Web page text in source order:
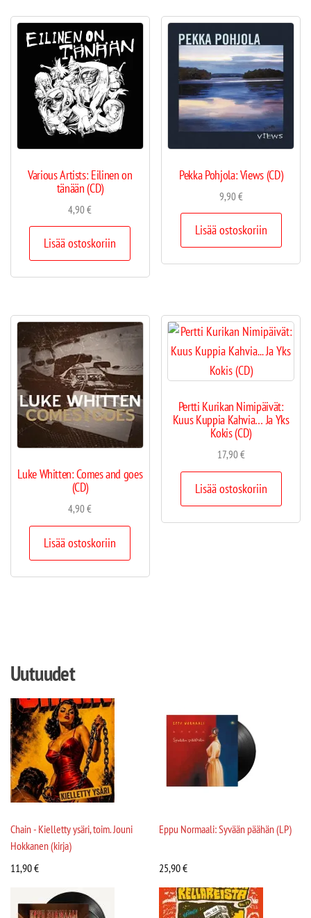
Various Artists: Eilinen on
tänään (CD)
4,90€
Lisää ostoskoriin
Pekka Pohjola: Views (CD)
9,90€
Lisää ostoskoriin
Luke Whitten: Comes and goes
(CD)
4,90€
Lisää ostoskoriin
Pertti Kurikan Nimipäivät:
Kuus Kuppia Kahvia… Ja Yks
Kokis (CD)
17,90€
Lisää ostoskoriin
Uutuudet
Chain - Kielletty ysäri, toim. Jouni
Hokkanen (kirja)
11,90€
Eppu Normaali: Syvään päähän (LP)
25,90€